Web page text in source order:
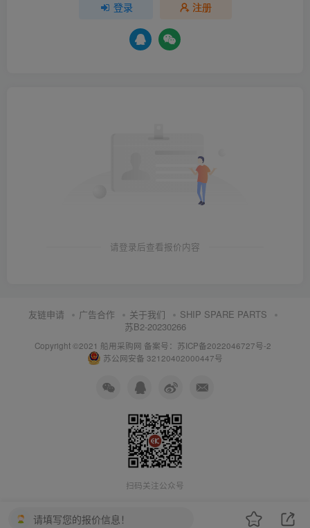
登录 注册
请登录后查看报价内容
友链申请 广告合作 关于我们
SHIP SPARE PARTS
苏B2-20230266
Copyright ©2021 船用采购网 备案号：苏ICP备2022046727号-2
苏公网安备 32120402000447号
扫码关注公众号
请填写您的报价信息！